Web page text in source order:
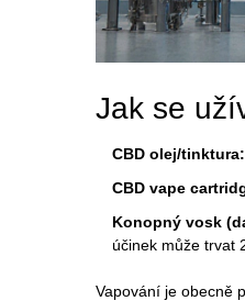
Jak se
CBD olej/tinktura:
CBD vape
Konopný vosk
účinek může trvat
Vapování je obecně